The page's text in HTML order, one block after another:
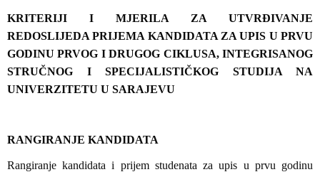
KRITERIJI I MJERILA ZA UTVRĐIVANJE
REDOSLIJEDA PRIJEMA KANDIDATA ZA UPIS U PRVU
GODINU PRVOG I DRUGOG CIKLUSA, INTEGRISANOG
STRUČNOG I SPECIJALISTIČKOG STUDIJA NA
UNIVERZITETU U SARAJEVU
RANGIRANJE KANDIDATA
Rangiranje kandidata i prijem studenata za upis u prvu godinu